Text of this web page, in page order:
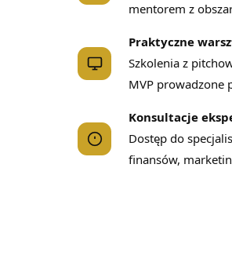
mentorem z
Praktyczne
Szkolenia z
MVP prowadzone
Konsultacje
Dostęp do
finansów,